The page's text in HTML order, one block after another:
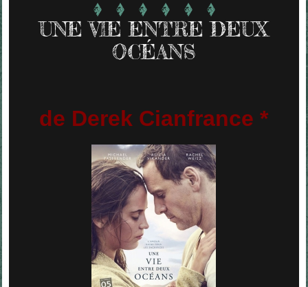
UNE VIE ENTRE DEUX
OCÉANS
de Derek Cianfrance *